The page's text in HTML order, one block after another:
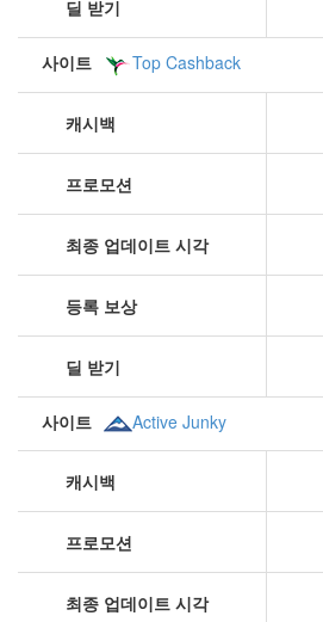
딜 받기
사이트 Top Cashback
캐시백
프로모션
최종 업데이트 시각
등록 보상
딜 받기
사이트 Active Junky
캐시백
프로모션
최종 업데이트 시각